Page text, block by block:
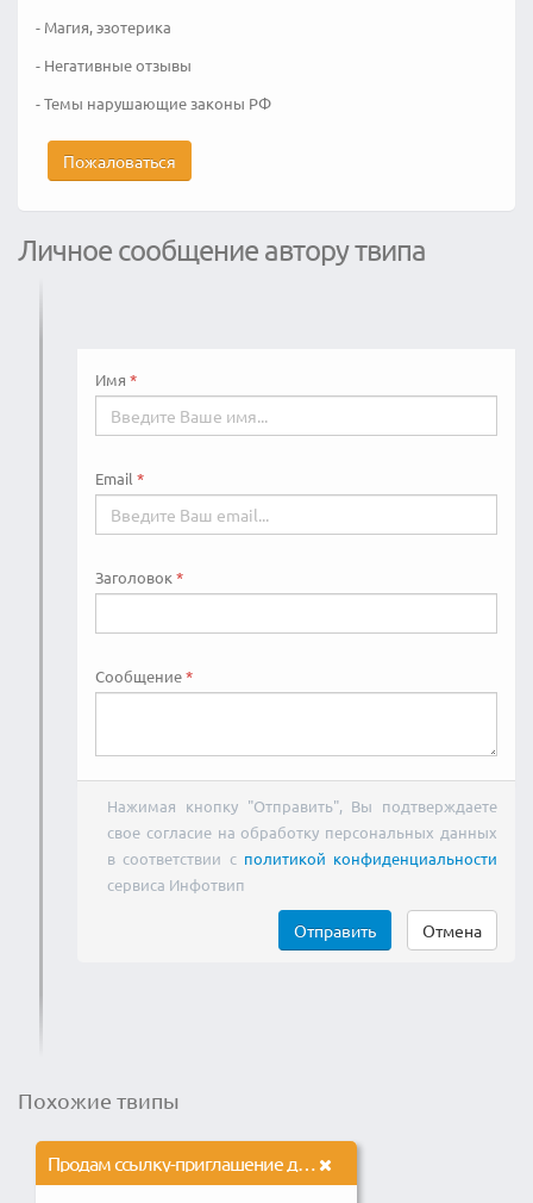
- Магия, эзотерика
- Негативные отзывы
- Темы нарушающие законы РФ
Пожаловаться
Личное сообщение автору твипа
Имя
Email
Заголовок
Сообщение
Нажимая кнопку "Отправить", Вы подтверждаете
свое согласие на обработку персональных данных
в соответствии с политикой конфиденциальности
сервиса Инфотвип
Отправить Отмена
Похожие твипы
Продам ссылку-приглашение для закрытого сервиса